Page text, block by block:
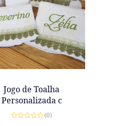
Jogo de Toalha
Personalizada c
(0)